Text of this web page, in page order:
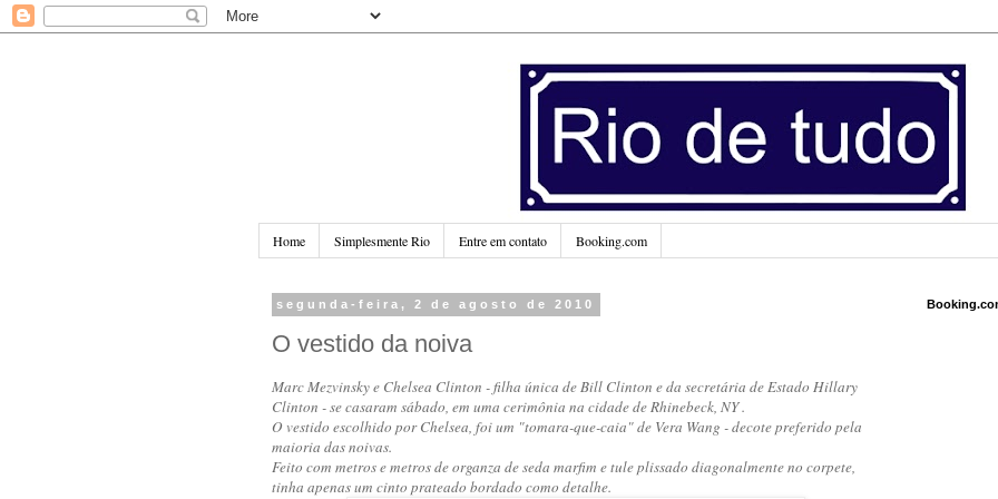
Home Simplesmente Rio Entre em contato Booking.com
segunda-feira, 2 de agosto de 2010
O vestido da noiva
Marc Mezvinsky e Chelsea Clinton -filha única de Bill Clinton e da secretária de Estado Hillary
Clinton -se casaram sábado, em uma cerimônia na cidade de Rhinebeck, NY .
O vestido escolhido por Chelsea, foi um "tomara-que-caia" de Vera Wang - decote preferido pela
maioria das noivas.
Feito com metros e metros de organza de seda marfim e tule plissado diagonalmente no corpete,
tinha apenas um cinto prateado bordado como detalhe.